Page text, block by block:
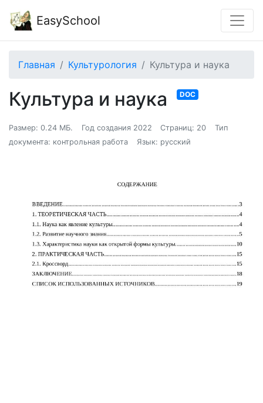
EasySchool
Главная Культурология Культура и наука
Культура и наука DOC
Размер: 0.24 МБ. Год создания 2022 Страниц: 20
Тип
документа: контрольная работа
Язык: русский